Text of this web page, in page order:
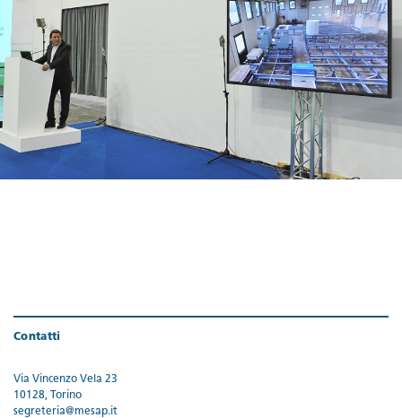
Contatti
Via Vincenzo Vela 23
10128, Torino
segreteria@mesap.it